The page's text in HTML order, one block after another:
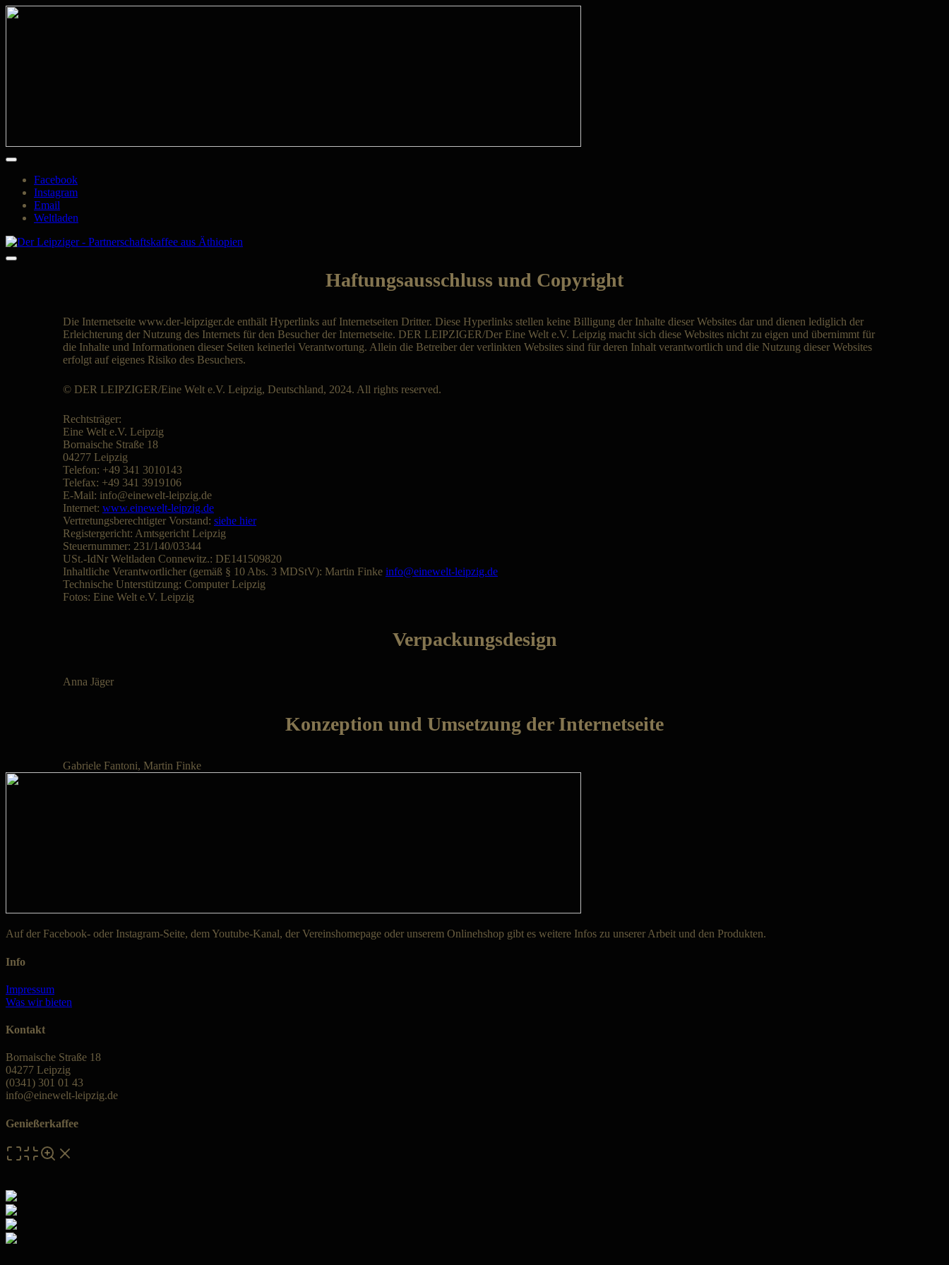
Facebook
Instagram
Email
Weltladen
Haftungsausschluss und Copyright
Die Internetseite www.der-leipziger.de enthält Hyperlinks auf Internetseiten Dritter. Diese Hyperlinks stellen keine Billigung der Inhalte dieser Websites dar und dienen lediglich der
Erleichterung der Nutzung des Internets für den Besucher der Internetseite. DER LEIPZIGER/Der Eine Welt e.V. Leipzig macht sich diese Websites nicht zu eigen und übernimmt für
die Inhalte und Informationen dieser Seiten keinerlei Verantwortung. Allein die Betreiber der verlinkten Websites sind für deren Inhalt verantwortlich und die Nutzung dieser Websites
erfolgt auf eigenes Risiko des Besuchers.
© DER LEIPZIGER/Eine Welt e.V. Leipzig, Deutschland, 2024. All rights reserved.
Rechtsträger:
Eine Welt e.V. Leipzig
Bornaische Straße 18
04277 Leipzig
Telefon: +49 341 3010143
Telefax: +49 341 3919106
E-Mail: info@einewelt-leipzig.de
Internet: www.einewelt-leipzig.de
Vertretungsberechtigter Vorstand: siehe hier
Registergericht: Amtsgericht Leipzig
Steuernummer: 231/140/03344
USt.-IdNr Weltladen Connewitz.: DE141509820
Inhaltliche Verantwortlicher (gemäß § 10 Abs. 3 MDStV): Martin Finke info@einewelt-leipzig.de
Technische Unterstützung: Computer Leipzig
Fotos: Eine Welt e.V. Leipzig
Verpackungsdesign
Anna Jäger
Konzeption und Umsetzung der Internetseite
Gabriele Fantoni, Martin Finke
Auf der Facebook- oder Instagram-Seite, dem Youtube-Kanal, der Vereinshomepage oder unserem Onlinehshop gibt es weitere Infos zu unserer Arbeit und den Produkten.
Info
Impressum
Was wir bieten
Kontakt
Bornaische Straße 18
04277 Leipzig
(0341) 301 01 43
info@einewelt-leipzig.de
Genießerkaffee